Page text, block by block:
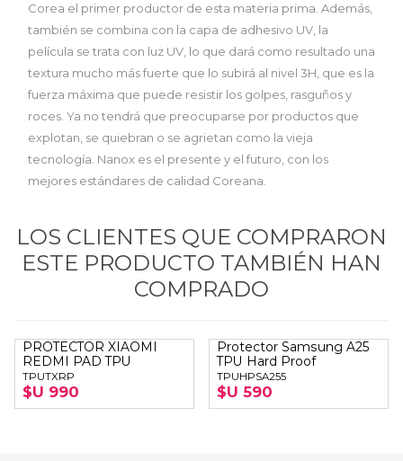
Corea el primer productor de esta materia prima. Además,
también se combina con la capa de adhesivo UV, la
película se trata con luz UV, lo que dará como resultado una
textura mucho más fuerte que lo subirá al nivel 3H, que es la
fuerza máxima que puede resistir los golpes, rasguños y
roces. Ya no tendrá que preocuparse por productos que
explotan, se quiebran o se agrietan como la vieja
tecnología. Nanox es el presente y el futuro, con los
mejores estándares de calidad Coreana.
LOS CLIENTES QUE COMPRARON
ESTE PRODUCTO TAMBIÉN HAN
COMPRADO
PROTECTOR XIAOMI
REDMI PAD TPU
TPUTXRP
$U 990
Protector Samsung A25
TPU Hard Proof
TPUHPSA255
$U 590